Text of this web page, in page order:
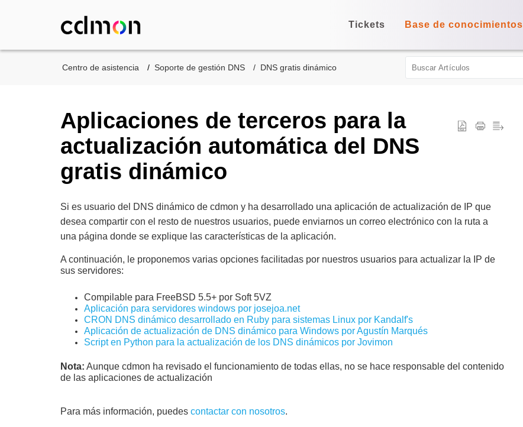
Tickets Base de conocimientos
Centro de asistencia Soporte de gestión DNS DNS gratis dinámico
Aplicaciones de terceros para la
actualización automática del DNS
gratis dinámico
Si es usuario del DNS dinámico de cdmon y ha desarrollado una aplicación de actualización de IP que
desea compartir con el resto de nuestros usuarios, puede enviarnos un correo electrónico con la ruta a
una página donde se explique las características de la aplicación.
A continuación, le proponemos varias opciones facilitadas por nuestros usuarios para actualizar la IP de
sus servidores:
Compilable para FreeBSD 5.5+ por Soft 5VZ
Aplicación para servidores windows por josejoa.net
CRON DNS dinámico desarrollado en Ruby para sistemas Linux por Kandalf's
Aplicación de actualización de DNS dinámico para Windows por Agustín Marqués
Script en Python para la actualización de los DNS dinámicos por Jovimon
Nota: Aunque cdmon ha revisado el funcionamiento de todas ellas, no se hace responsable del contenido
de las aplicaciones de actualización
Para más información, puedes contactar con nosotros.